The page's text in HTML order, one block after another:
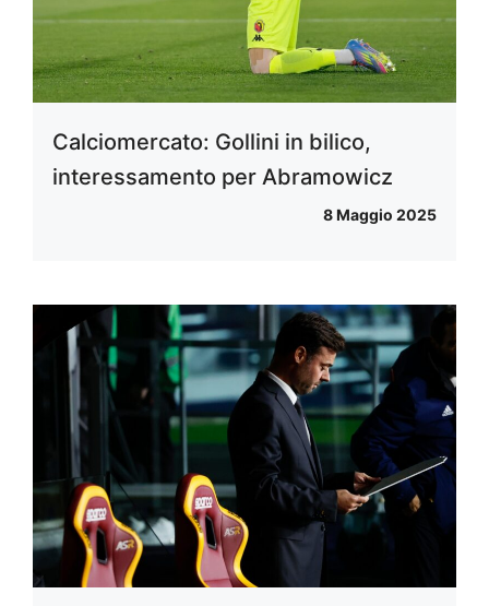
Calciomercato: Gollini in bilico,
interessamento per Abramowicz
8 Maggio 2025